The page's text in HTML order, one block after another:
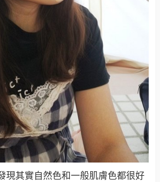
現其實自然色和一般肌膚色都很好